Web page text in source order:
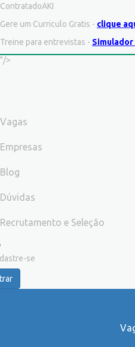
ContratadoAKI
Gere um Curriculo Gratis - clique
Treine para entrevistas -
"/>
Vagas
Empresas
Blog
Dúvidas
Recrutamento e Seleção
se